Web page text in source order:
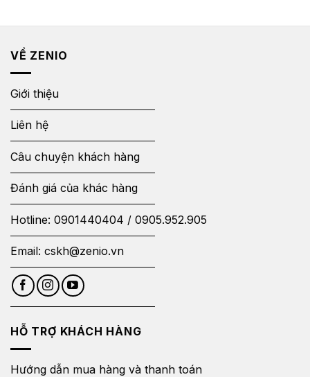
VỀ ZENIO
Giới thiệu
Liên hệ
Câu chuyện khách hàng
Đánh giá của khác hàng
Hotline: 0901440404 / 0905.952.905
Email: cskh@zenio.vn
HỖ TRỢ KHÁCH HÀNG
Hướng dẫn mua hàng và thanh toán